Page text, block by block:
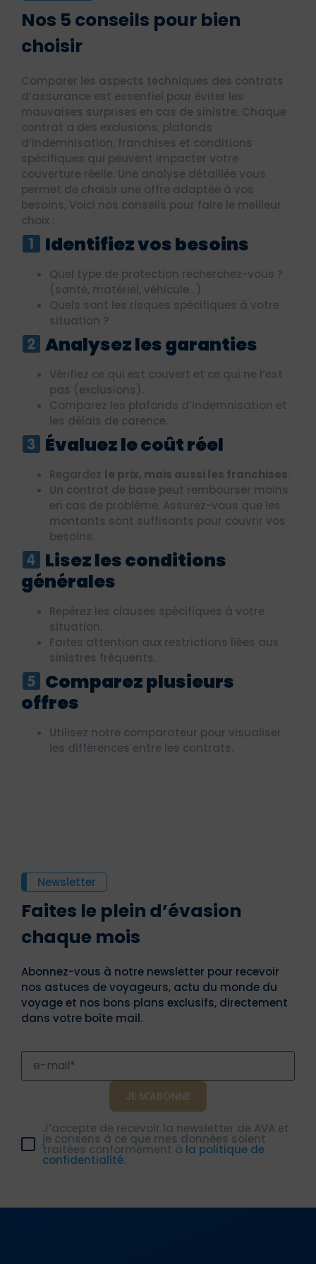
Nos 5 conseils pour bien
choisir
Comparer les aspects techniques des contrats
d’assurance est essentiel pour éviter les
mauvaises surprises en cas de sinistre. Chaque
contrat a des exclusions, plafonds
d’indemnisation, franchises et conditions
spécifiques qui peuvent impacter votre
couverture réelle. Une analyse détaillée vous
permet de choisir une offre adaptée à vos
besoins, Voici nos conseils pour faire le meilleur
choix :
Identifiez vos besoins
Quel type de protection recherchez-vous ?
(santé, matériel, véhicule…)
Quels sont les risques spécifiques à votre
situation ?
Analysez les garanties
Vérifiez ce qui est couvert et ce qui ne l’est
pas (exclusions).
Comparez les plafonds d’indemnisation et
les délais de carence.
Évaluez le coût réel
Regardez le prix, mais aussi les franchises.
Un contrat de base peut rembourser moins
en cas de problème. Assurez-vous que les
montants sont suffisants pour couvrir vos
besoins.
Lisez les conditions
générales
Repérez les clauses spécifiques à votre
situation.
Faites attention aux restrictions liées aux
sinistres fréquents.
Comparez plusieurs
offres
Utilisez notre comparateur pour visualiser
les différences entre les contrats.
Newsletter
Faites le plein d’évasion
chaque mois
Abonnez-vous à notre newsletter pour recevoir
nos astuces de voyageurs, actu du monde du
voyage et nos bons plans exclusifs, directement
dans votre boîte mail.
J’accepte de recevoir la newsletter de AVA et
je consens à ce que mes données soient
traitées conformément à la politique de
confidentialité.